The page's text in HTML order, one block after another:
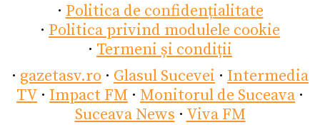
· Politica de confidențialitate
· Politica privind modulele cookie
· Termeni și condiții
· gazetasv.ro · Glasul Sucevei · Intermedia
TV · Impact FM · Monitorul de Suceava ·
Suceava News · Viva FM